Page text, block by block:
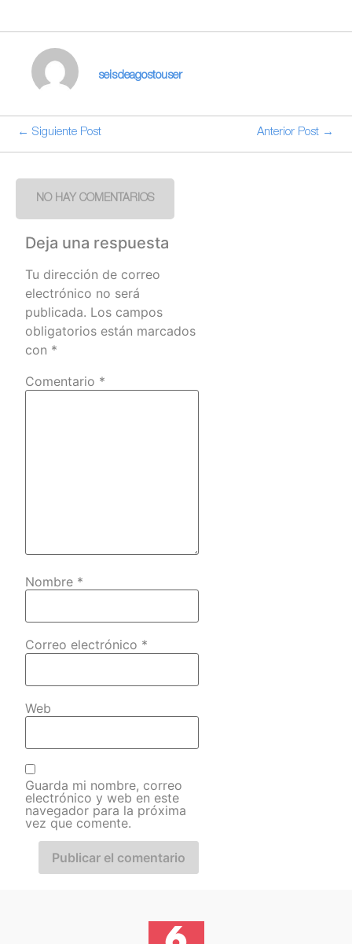
seisdeagostouser
← Siguiente Post Anterior Post →
NO HAY COMENTARIOS
Deja una respuesta
Tu dirección de correo
electrónico no será
publicada. Los campos
obligatorios están marcados
con *
Comentario *
Nombre *
Correo electrónico *
Web
Guarda mi nombre, correo
electrónico y web en este
navegador para la próxima
vez que comente.